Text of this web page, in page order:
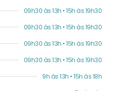
09h30 às 13h • 15h às 19h30
09h30 às 13h • 15h às 19h30
09h30 às 13h • 15h às 19h30
09h30 às 13h • 15h às 19h30
9h às 13h • 15h às 18h